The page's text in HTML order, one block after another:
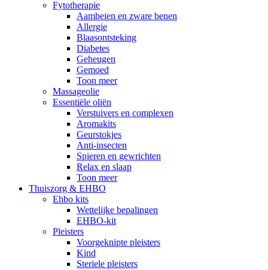
Fytotherapie
Aambeien en zware benen
Allergie
Blaasontsteking
Diabetes
Geheugen
Gemoed
Toon meer
Massageolie
Essentiële oliën
Verstuivers en complexen
Aromakits
Geurstokjes
Anti-insecten
Spieren en gewrichten
Relax en slaap
Toon meer
Thuiszorg & EHBO
Ehbo kits
Wettelijke bepalingen
EHBO-kit
Pleisters
Voorgeknipte pleisters
Kind
Steriele pleisters